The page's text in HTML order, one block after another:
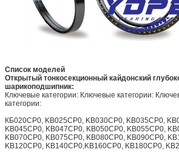
Список моделей
Открытый тонкосекционный кайдонский
шарикоподшипник:
Ключевые категории: Ключевые категории:
категории:
КБ020CP0, KB025CP0, KB030CP0, KB035CP0,
KB045CP0, KB047CP0, KB050CP0, KB055CP0,
KB070CP0, KB075CP0, KB080CP0, KB090CP0,
KB120CP0, KB140CP0,KB160CP0, KB180CP0,